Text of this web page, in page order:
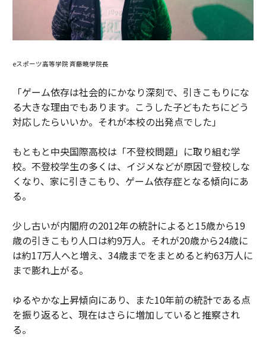
eスポーツ高等学院 斉藤暁学院長
「ゲーム依存は社会的にかなり深刻で、引きこもりにな
る大きな理由でもあります。こうした子どもたちにどう
対応したらいいか。それが本校の出発点でした」
もともと中央国際高校は「不登校問題」に取り組む学
校。不登校学生の多くは、イジメなどが原因で登校しな
くなり、家に引きこもり、ゲーム依存症となる傾向にあ
る。
少し古いが内閣府の2012年の統計によると15歳から19
歳の引きこもり人口は約9万人。それが20歳から24歳に
は約17万人へと増え、34歳までをまとめると約63万人に
まで膨れ上がる。
ゆるやかな上昇傾向にあり、また10年前の統計である点
を振り返ると、現在はさらに増加していると推察され
る。